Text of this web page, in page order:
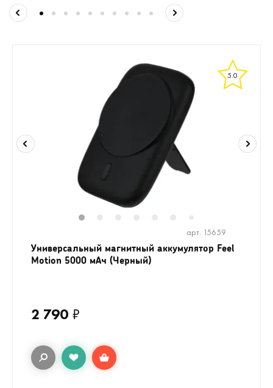
5.0
арт. 15659
Универсальный магнитный аккумулятор Feel
Motion 5000 мАч (Черный)
2 790 ₽